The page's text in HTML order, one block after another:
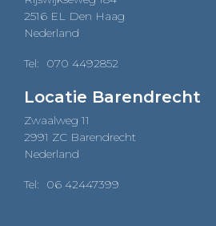
2516 EL Den Haag
Nederland
Tel: 070 4492852
Locatie Barendrecht
Zwaalweg 11
2991 ZC Barendrecht
Nederland
Tel: 06 42447399